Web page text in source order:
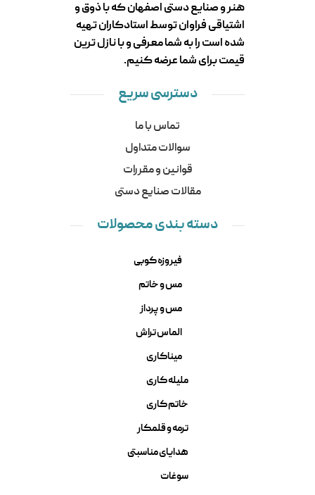
هنر و صنایع دستی اصفهان که با ذوق و
اشتیاقی فراوان توسط استادکاران تهیه
شده است را به شما معرفی و با نازل ترین
قیمت برای شما عرضه کنیم.
دسترسی سریع
تماس با ما
سوالات متداول
قوانین و مقررات
مقالات صنایع دستی
دسته بندی محصولات
فیروزه کوبی
مس و خاتم
مس و پرداز
الماس تراش
میناکاری
ملیله کاری
خاتم کاری
ترمه و قلمکار
هدایای مناسبتی
سوغات